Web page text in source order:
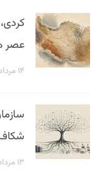
عصر
۱۴ مرداد ۱۴۰۵
۱۳ مرداد ۱۴۰۵